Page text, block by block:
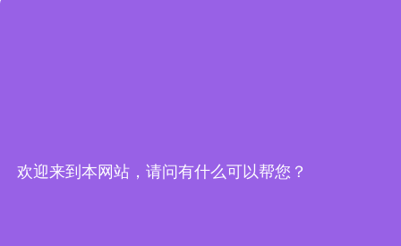
欢迎来到本网站，请问有什么可以帮您？